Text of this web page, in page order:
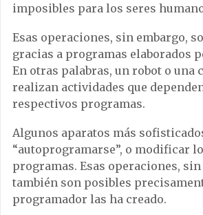
imposibles para los seres
Esas operaciones, sin embargo,
gracias a programas elaborados
En otras palabras, un robot o una
realizan actividades que
respectivos programas.
Algunos aparatos más
“autoprogramarse”, o modificar
programas. Esas operaciones, sin
también son posibles
programador las ha creado.